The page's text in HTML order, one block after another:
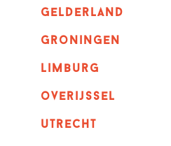
Gelderland
Groningen
Limburg
overijssel
utrecht